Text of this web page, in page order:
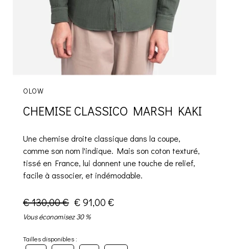
OLOW
CHEMISE CLASSICO MARSH KAKI
Une chemise droite classique dans la coupe,
comme son nom l'indique. Mais son coton texturé,
tissé en France, lui donnent une touche de relief,
facile à associer, et indémodable.
€ 130,00 € € 91,00 €
Vous économisez 30 %
Tailles disponibles :